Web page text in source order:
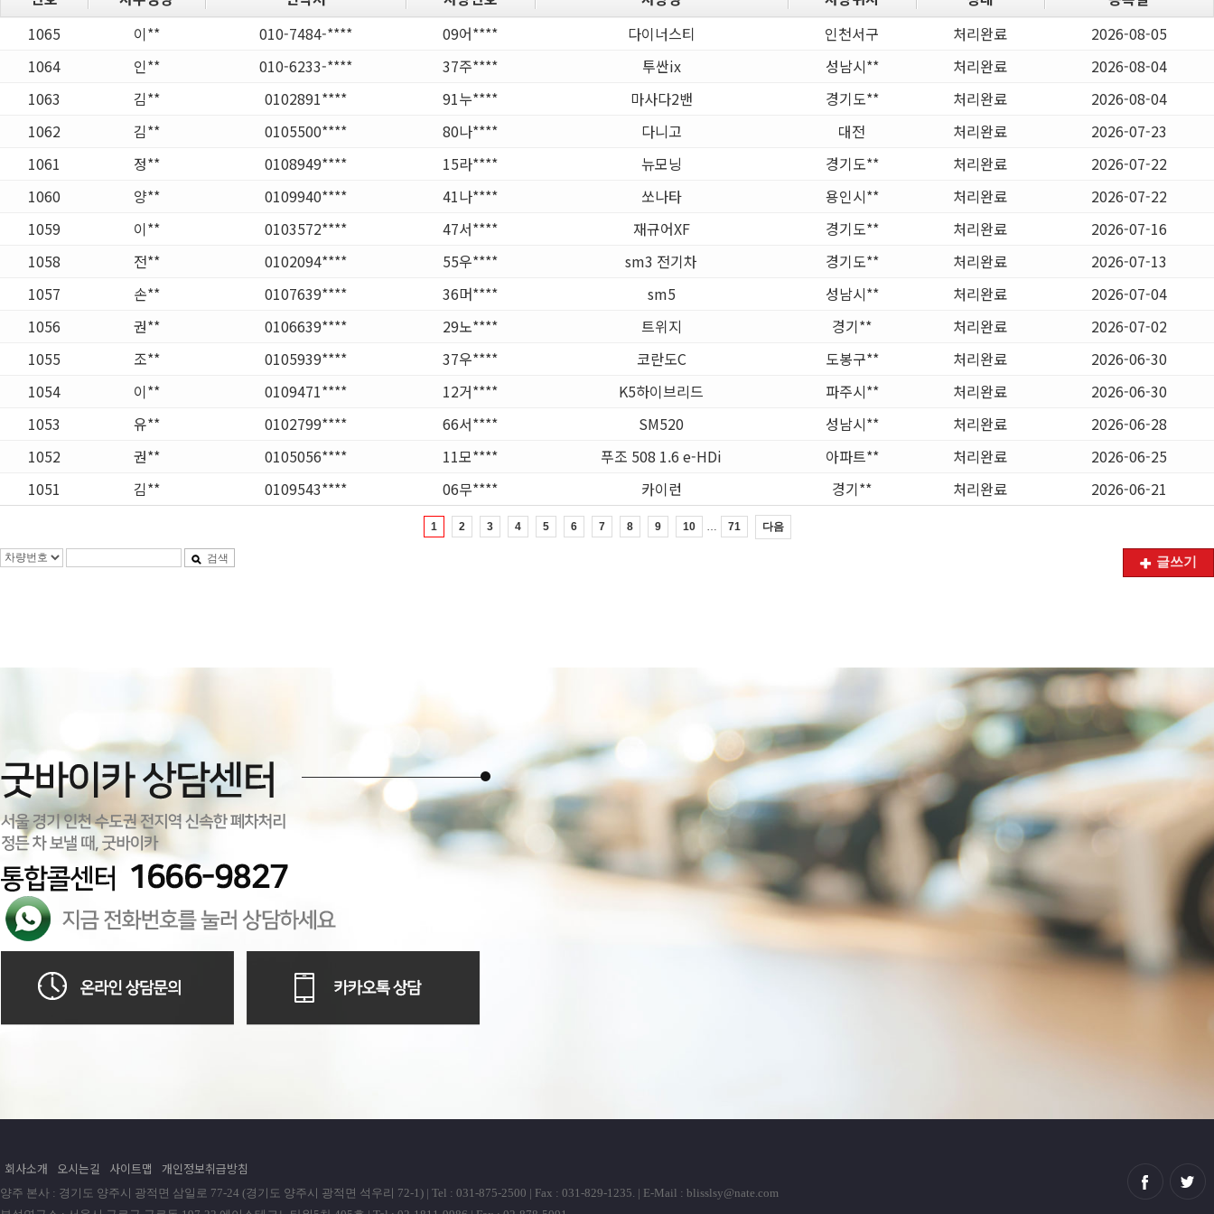
1065
이** 010-7484-**** 09어**** 다이너스티 인천서구 처리완료
2026-08-05
1064
인** 010-6233-**** 37주**** 투싼ix 성남시** 처리완료
2026-08-04
1063
김** 0102891**** 91누**** 마사다2밴 경기도** 처리완료
2026-08-04
1062
김** 0105500**** 80나**** 다니고 대전 처리완료
2026-07-23
1061
정** 0108949**** 15라**** 뉴모닝 경기도** 처리완료
2026-07-22
1060
양** 0109940**** 41나**** 쏘나타 용인시** 처리완료
2026-07-22
1059
이** 0103572**** 47서**** 재규어XF 경기도** 처리완료
2026-07-16
1058
전** 0102094**** 55우**** sm3 전기차 경기도** 처리완료
2026-07-13
1057
손** 0107639**** 36머**** sm5 성남시** 처리완료
2026-07-04
1056
권** 0106639**** 29노**** 트위지 경기** 처리완료
2026-07-02
1055
조** 0105939**** 37우**** 코란도C 도봉구** 처리완료
2026-06-30
1054
이** 0109471**** 12거**** K5하이브리드 파주시** 처리완료
2026-06-30
1053
유** 0102799**** 66서**** SM520 성남시** 처리완료
2026-06-28
1052
권** 0105056**** 11모**** 푸조 508 1.6 e-HDi 아파트** 처리완료
2026-06-25
1051
김** 0109543**** 06무**** 카이런 경기** 처리완료 2026-06-21
1 2 3 4 5 6 7 8 9 10 71 다음
검색 글쓰기
회사소개 오시는길 사이트맵 개인정보취급방침
양주 본사 : 경기도 양주시 광적면 삼일로 77-24 (경기도 양주시 광적면 석우리 72-1) | Tel : 031-875-2500 | Fax : 031-829-1235. | E-Mail : blisslsy@nate.com